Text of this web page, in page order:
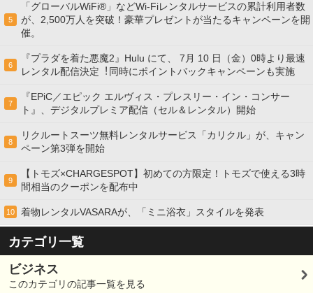
5
「グローバルWiFi®」などWi-Fiレンタルサービスの累計利用者数
が、2,500万人を突破！豪華プレゼントが当たるキャンペーンを開
催。
6
『プラダを着た悪魔2』Hulu にて、 7⽉ 10 ⽇（金）0時より最速
レンタル配信決定︕同時にポイントバックキャンペーンも実施
7
『EPiC／エピック エルヴィス・プレスリー・イン・コンサー
ト』、デジタルプレミア配信（セル＆レンタル）開始
8
リクルートスーツ無料レンタルサービス「カリクル」が、キャン
ペーン第3弾を開始
9
【トモズ×CHARGESPOT】初めての方限定！トモズで使える3時
間相当のクーポンを配布中
10 着物レンタルVASARAが、「ミニ浴衣」スタイルを発表
カテゴリ一覧
ビジネス
このカテゴリの記事一覧を見る